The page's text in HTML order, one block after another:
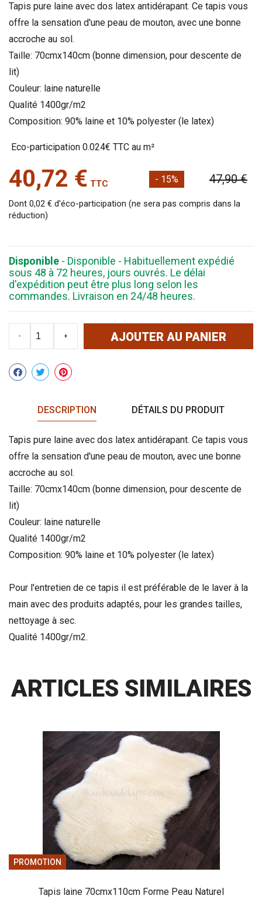
Tapis pure laine avec dos latex antidérapant. Ce tapis vous
offre la sensation d'une peau de mouton, avec une bonne
accroche au sol.
Taille: 70cmx140cm (bonne dimension, pour descente de
lit)
Couleur: laine naturelle
Qualité 1400gr/m2
Composition: 90% laine et 10% polyester (le latex)
Eco-participation 0.024€ TTC au m²
40,72 € TTC - 15% 47,90 €
Dont 0,02 € d'éco-participation (ne sera pas compris dans la
réduction)
Disponible - Disponible - Habituellement expédié
sous 48 à 72 heures, jours ouvrés. Le délai
d'expédition peut être plus long selon les
commandes. Livraison en 24/48 heures.
- + AJOUTER AU PANIER
Partager
DESCRIPTION DÉTAILS DU PRODUIT
Tapis pure laine avec dos latex antidérapant. Ce tapis vous
offre la sensation d'une peau de mouton, avec une bonne
accroche au sol.
Taille: 70cmx140cm (bonne dimension, pour descente de
lit)
Couleur: laine naturelle
Qualité 1400gr/m2
Composition: 90% laine et 10% polyester (le latex)
Pour l'entretien de ce tapis il est préférable de le laver à la
main avec des produits adaptés, pour les grandes tailles,
nettoyage à sec.
Qualité 1400gr/m2.
ARTICLES SIMILAIRES
PROMOTION
Tapis laine 70cmx110cm Forme Peau Naturel